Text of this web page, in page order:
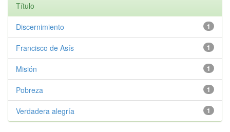
Título
1
Discernimiento
1
Francisco de Asís
1
Misión
1
Pobreza
1
Verdadera alegría